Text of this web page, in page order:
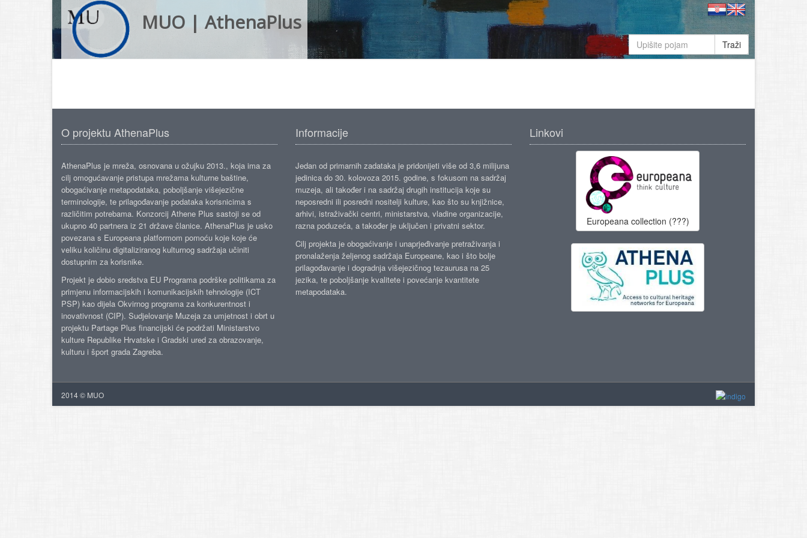
MUO | AthenaPlus
Traži
O projektu AthenaPlus
AthenaPlus je mreža, osnovana u ožujku 2013., koja ima za
cilj omogućavanje pristupa mrežama kulturne baštine,
obogaćivanje metapodataka, poboljšanje višejezične
terminologije, te prilagođavanje podataka korisnicima s
različitim potrebama. Konzorcij Athene Plus sastoji se od
ukupno 40 partnera iz 21 države članice. AthenaPlus je usko
povezana s Europeana platformom pomoću koje koje će
veliku količinu digitaliziranog kulturnog sadržaja učiniti
dostupnim za korisnike.
Projekt je dobio sredstva EU Programa podrške politikama za
primjenu informacijskih i komunikacijskih tehnologije (ICT
PSP) kao dijela Okvirnog programa za konkurentnost i
inovativnost (CIP). Sudjelovanje Muzeja za umjetnost i obrt u
projektu Partage Plus financijski će podržati Ministarstvo
kulture Republike Hrvatske i Gradski ured za obrazovanje,
kulturu i šport grada Zagreba.
Informacije
Jedan od primarnih zadataka je pridonijeti više od 3,6 milijuna
jedinica do 30. kolovoza 2015. godine, s fokusom na sadržaj
muzeja, ali također i na sadržaj drugih institucija koje su
neposredni ili posredni nositelji kulture, kao što su knjižnice,
arhivi, istraživački centri, ministarstva, vladine organizacije,
razna poduzeća, a također je uključen i privatni sektor.
Cilj projekta je obogaćivanje i unaprjeđivanje pretraživanja i
pronalaženja željenog sadržaja Europeane, kao i što bolje
prilagođavanje i dogradnja višejezičnog tezaurusa na 25
jezika, te poboljšanje kvalitete i povećanje kvantitete
metapodataka.
Linkovi
Europeana collection (???)
2014 © MUO